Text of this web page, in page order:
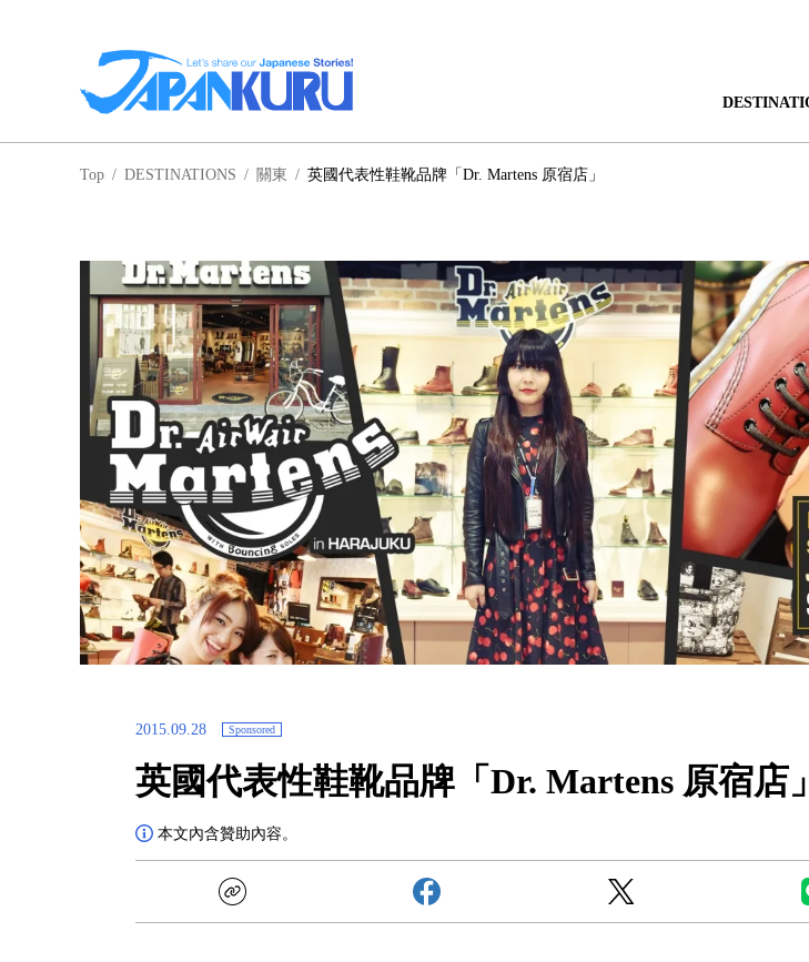
北海道購物
Top / DESTINATIONS / 關東 / 英國代表性鞋靴品牌「Dr. Martens 原宿店」
2015.09.28 Sponsored
英國代表性鞋靴品牌「Dr. Martens 原宿店」
本文內含贊助內容。
acclaimed
Japan's
>> Find out
#kyototrip